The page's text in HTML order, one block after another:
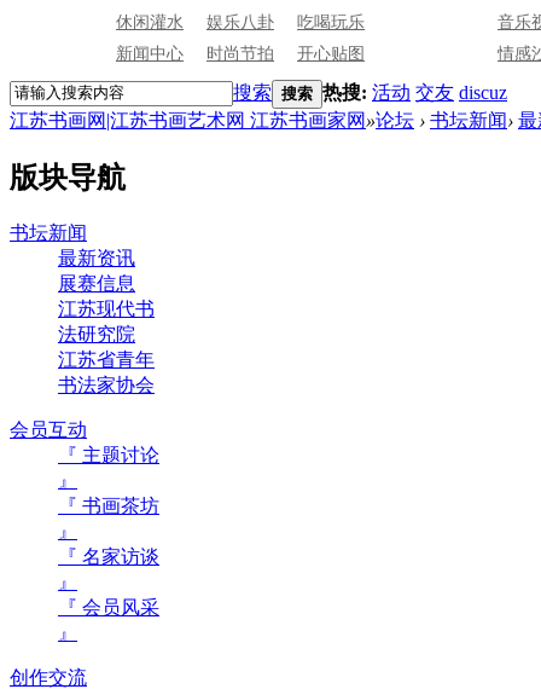
休闲灌水 娱乐八卦
吃喝玩乐
新闻中心
时尚节拍 开心贴图
音乐
情感
搜索 搜索 热搜: 活动 交友 discuz
江苏书画网|江苏书画艺术网 江苏书画家网 »论坛 › 书坛新闻› 最
版块导航
书坛新闻
最新资讯
展赛信息
江苏现代书
法研究院
江苏省青年
书法家协会
会员互动
『 主题讨论
』
『 书画茶坊
』
『 名家访谈
』
『 会员风采
』
创作交流